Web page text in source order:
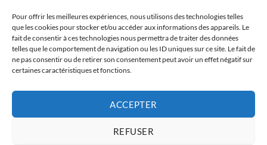
Pour offrir les meilleures expériences, nous utilisons des technologies telles
que les cookies pour stocker et/ou accéder aux informations des appareils. Le
fait de consentir à ces technologies nous permettra de traiter des données
telles que le comportement de navigation ou les ID uniques sur ce site. Le fait de
ne pas consentir ou de retirer son consentement peut avoir un effet négatif sur
certaines caractéristiques et fonctions.
ACCEPTER
REFUSER
Condition générale de vente
Mentions légales
Contactez-nous